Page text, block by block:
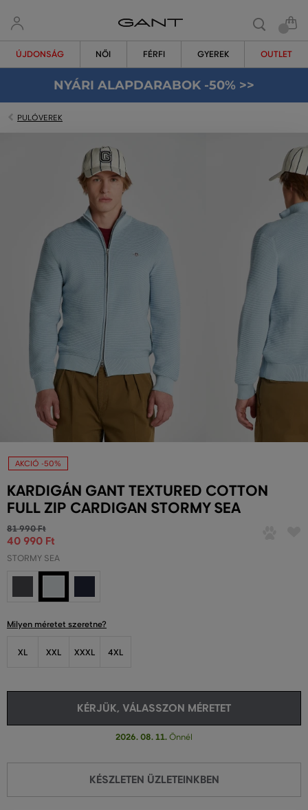
ÚJDONSÁG NŐI FÉRFI GYEREK OUTLET
NYÁRI ALAPDARABOK -50% >>
PULÓVEREK
AKCIÓ -50%
KARDIGÁN GANT TEXTURED COTTON
FULL ZIP CARDIGAN STORMY SEA
81 990 Ft
40 990 Ft
STORMY SEA
Milyen méretet szeretne?
XL XXL XXXL 4XL
KÉRJÜK, VÁLASSZON MÉRETET
2026. 08. 11. Önnél
KÉSZLETEN ÜZLETEINKBEN